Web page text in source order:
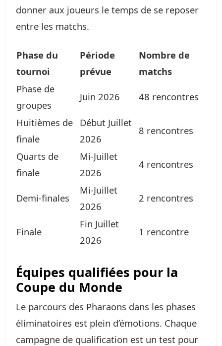
donner aux joueurs le temps de se reposer
entre les matchs.
Phase du
tournoi
Période
prévue
Nombre de
matchs
Phase de
groupes
Juin 2026 48 rencontres
Huitièmes de
finale
Début Juillet
2026
8 rencontres
Quarts de
finale
Mi-Juillet
2026
4 rencontres
Demi-finales
Mi-Juillet
2026
2 rencontres
Finale
Fin Juillet
2026
1 rencontre
Équipes qualifiées pour la
Coupe du Monde
Le parcours des Pharaons dans les phases
éliminatoires est plein d’émotions. Chaque
campagne de qualification est un test pour